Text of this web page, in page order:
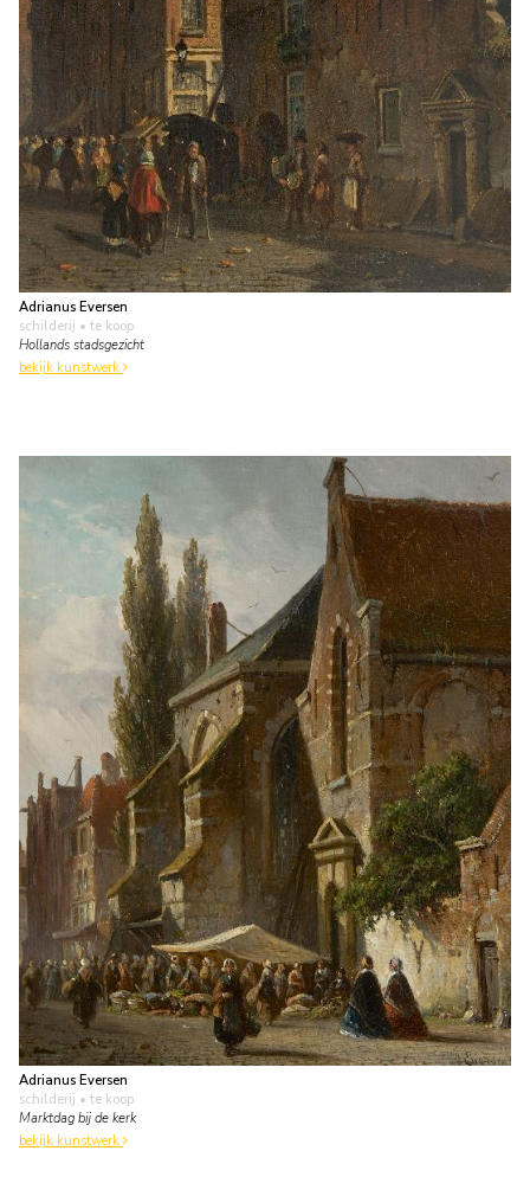
Adrianus Eversen
schilderij • te koop
Hollands stadsgezicht
bekijk kunstwerk
Adrianus Eversen
schilderij • te koop
Marktdag bij de kerk
bekijk kunstwerk